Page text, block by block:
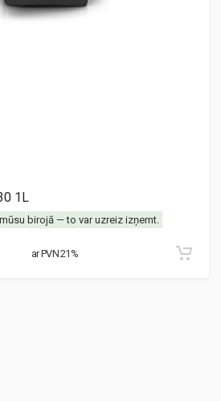
1L
birojā — to var uzreiz izņemt.
ar PVN 21%